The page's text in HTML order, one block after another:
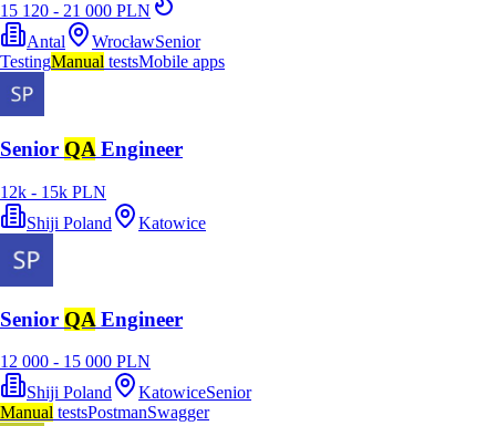
15 120 - 21 000 PLN
Antal
WrocławSenior
TestingManual testsMobile apps
Senior QA Engineer
12k - 15k PLN
Shiji Poland
Katowice
Senior QA Engineer
12 000 - 15 000 PLN
Shiji Poland
KatowiceSenior
Manual testsPostmanSwagger